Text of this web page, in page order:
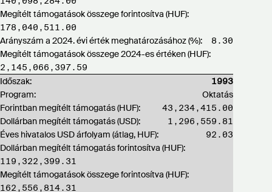
Megítélt támogatások összege forintosítva (HUF):
178,040,511.00
Arányszám a 2024. évi érték meghatározásához (%): 8.30
Megítélt támogatások összege 2024-es értéken (HUF):
2,145,066,397.59
Időszak: 1993
Program:
Oktatás
Forintban megítélt támogatás (HUF):
43,234,415.00
Dollárban megítélt támogatás (USD): 1,296,559.81
Éves hivatalos USD árfolyam (átlag, HUF): 92.03
Dollárban megítélt támogatás forintosítva (HUF):
119,322,399.31
Megítélt támogatások összege forintosítva (HUF):
162,556,814.31